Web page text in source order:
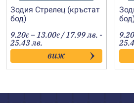
Зодия Стрелец (кръстат
бод)
9.20€ –13.00€Price
range:
9.20€
through
13.00€
/ 17.99 лв. -
25.43 лв.
виж
9.20